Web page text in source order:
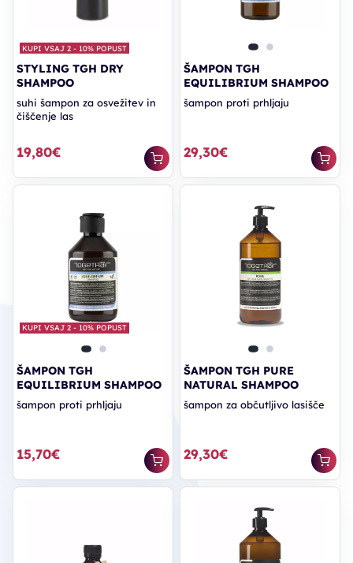
KUPI VSAJ 2 - 10% POPUST
STYLING TGH DRY
SHAMPOO
suhi šampon za osvežitev in
čiščenje las
19,80€
ŠAMPON TGH
EQUILIBRIUM SHAMPOO
šampon proti prhljaju
29,30€
KUPI VSAJ 2 - 10% POPUST
ŠAMPON TGH
EQUILIBRIUM SHAMPOO
šampon proti prhljaju
15,70€
ŠAMPON TGH PURE
NATURAL SHAMPOO
šampon za občutljivo lasišče
29,30€